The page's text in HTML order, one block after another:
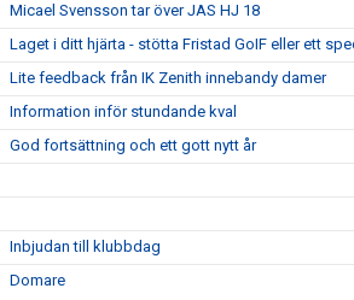
Micael Svensson tar över JAS HJ 18
Laget i ditt hjärta - stötta Fristad GoIF eller ett
Lite feedback från IK Zenith innebandy damer
Information inför stundande kval
God fortsättning och ett gott nytt år
Inbjudan till klubbdag
Domare